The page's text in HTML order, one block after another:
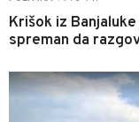
Krišok iz
spreman da